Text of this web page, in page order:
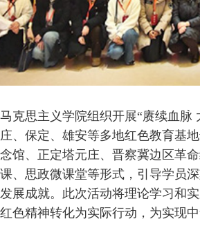
克思主义学院组织开展“赓续血
、保定、雄安等多地红色教育基
馆、正定塔元庄、晋察冀边区革
、思政微课堂等形式，引导学员
展成就。此次活动将理论学习和
色精神转化为实际行动，为实现